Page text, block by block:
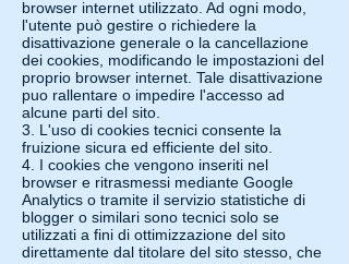
browser internet utilizzato. Ad ogni modo,
l'utente può gestire o richiedere la
disattivazione generale o la cancellazione
dei cookies, modificando le impostazioni del
proprio browser internet. Tale disattivazione
puo rallentare o impedire l'accesso ad
alcune parti del sito.
3. L'uso di cookies tecnici consente la
fruizione sicura ed efficiente del sito.
4. I cookies che vengono inseriti nel
browser e ritrasmessi mediante Google
Analytics o tramite il servizio statistiche di
blogger o similari sono tecnici solo se
utilizzati a fini di ottimizzazione del sito
direttamente dal titolare del sito stesso, che